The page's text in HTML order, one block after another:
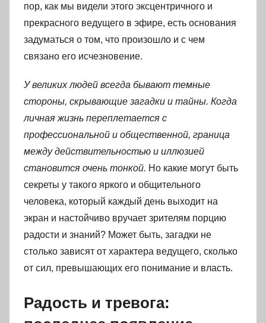
пор, как мы видели этого эксцентричного и
прекрасного ведущего в эфире, есть основания
задуматься о том, что произошло и с чем
связано его исчезновение.
У великих людей всегда бывают темные
стороны, скрывающие загадки и тайны. Когда
личная жизнь переплетается с
профессиональной и общественной, граница
между действительностью и иллюзией
становится очень тонкой. Но какие могут быть
секреты у такого яркого и общительного
человека, который каждый день выходит на
экран и настойчиво вручает зрителям порцию
радости и знаний? Может быть, загадки не
столько зависят от характера ведущего, сколько
от сил, превышающих его понимание и власть.
Радость и тревога: